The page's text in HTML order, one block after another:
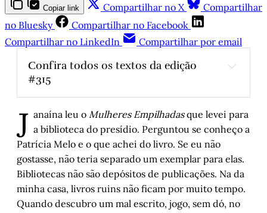
Copiar link Compartilhar no X
Compartilhar
no Bluesky
Compartilhar no Facebook
Compartilhar no LinkedIn
Compartilhar por email
Confira todos os textos da edição
#315
Saudades do Cais Mauá aberto à cidade
Histórias de Autógrafos: Tom Wolfe em “Um
Homem Por Inteiro”
Thiago Lacerda, medida por medida
Centenária: Maria, vó minha - Capítulo 11
J anaína leu o Mulheres Empilhadasque levei para
a biblioteca do presídio. Perguntou se conheço a
Patrícia Melo e o que achei do livro. Se eu não
gostasse, não teria separado um exemplar para elas.
Bibliotecas não são depósitos de publicações. Na da
minha casa, livros ruins não ficam por muito tempo.
Quando descubro um mal escrito, jogo, sem dó, no